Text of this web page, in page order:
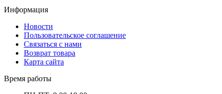
Информация
Новости
Пользовательское соглашение
Связаться с нами
Возврат товара
Карта сайта
Время работы